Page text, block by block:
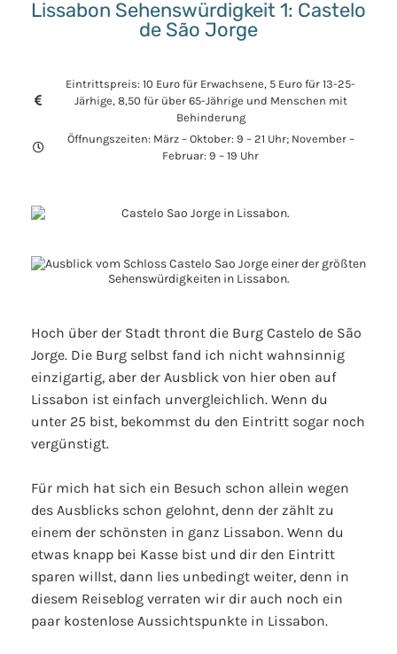
Lissabon Sehenswürdigkeit 1: Castelo
de São Jorge
Eintrittspreis: 10 Euro für Erwachsene, 5 Euro für 13-25-
Järhige, 8,50 für über 65-Jährige und Menschen mit
Behinderung
Öffnungszeiten: März – Oktober: 9 – 21 Uhr; November –
Februar: 9 – 19 Uhr
Hoch über der Stadt thront die Burg Castelo de São
Jorge. Die Burg selbst fand ich nicht wahnsinnig
einzigartig, aber der Ausblick von hier oben auf
Lissabon ist einfach unvergleichlich. Wenn du
unter 25 bist, bekommst du den Eintritt sogar noch
vergünstigt.
Für mich hat sich ein Besuch schon allein wegen
des Ausblicks schon gelohnt, denn der zählt zu
einem der schönsten in ganz Lissabon. Wenn du
etwas knapp bei Kasse bist und dir den Eintritt
sparen willst, dann lies unbedingt weiter, denn in
diesem Reiseblog verraten wir dir auch noch ein
paar kostenlose Aussichtspunkte in Lissabon.